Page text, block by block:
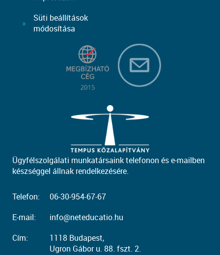
Süti beállítások
módosítása
Ügyfélszolgálati munkatársaink telefonon és e-mailben
készséggel állnak rendelkezésére.
Telefon:
06-30-954-67-67
E-mail:
info@neteducatio.hu
Cím:
1118 Budapest,
Ugron Gábor u. 88. fszt. 2.